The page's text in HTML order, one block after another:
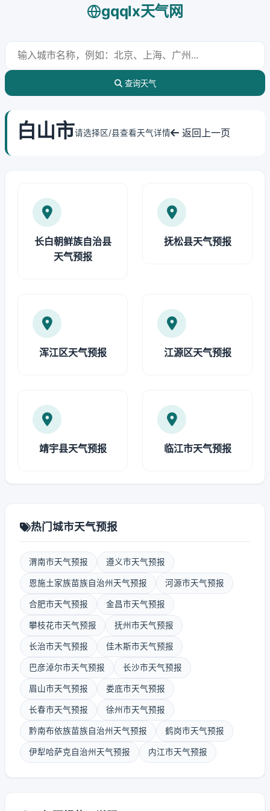
gqqlx天气网
查询天气
白山市请选择区/县查看天气详情 返回上一页
长白朝鲜族自治县
天气预报
抚松县天气预报
浑江区天气预报 江源区天气预报
靖宇县天气预报 临江市天气预报
热门城市天气预报
渭南市天气预报 遵义市天气预报
恩施土家族苗族自治州天气预报 河源市天气预报
合肥市天气预报 金昌市天气预报
攀枝花市天气预报 抚州市天气预报
长治市天气预报 佳木斯市天气预报
巴彦淖尔市天气预报 长沙市天气预报
眉山市天气预报 娄底市天气预报
长春市天气预报 徐州市天气预报
黔南布依族苗族自治州天气预报 鹤岗市天气预报
伊犁哈萨克自治州天气预报 内江市天气预报